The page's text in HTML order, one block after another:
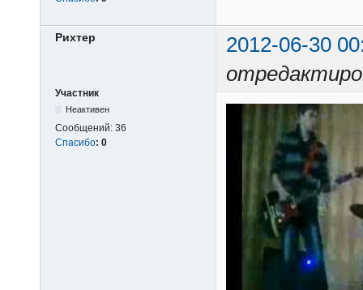
Рихтер
2012-06-30
Участник
Неактивен
Сообщений: 36
Спасибо: 0